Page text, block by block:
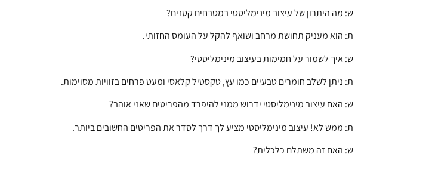
ש: מה היתרון של עיצוב מינימליסטי במטבחים קטנים?
ת: הוא מעניק תחושת מרחב ושואף להקל על העומס החזותי.
ש: איך לשמור על חמימות בעיצוב מינימליסטי?
ת: ניתן לשלב חומרים טבעיים כמו עץ, טקסטיל קלאסי ומעט פרחים בזוויות מסוימות.
ש: האם עיצוב מינימליסטי ידרוש ממני להיפרד מהפריטים שאני אוהב?
ת: ממש לא! עיצוב מינימליסטי מציע לך דרך לסדר את הפריטים החשובים ביותר.
ש: האם זה משתלם כלכלית?